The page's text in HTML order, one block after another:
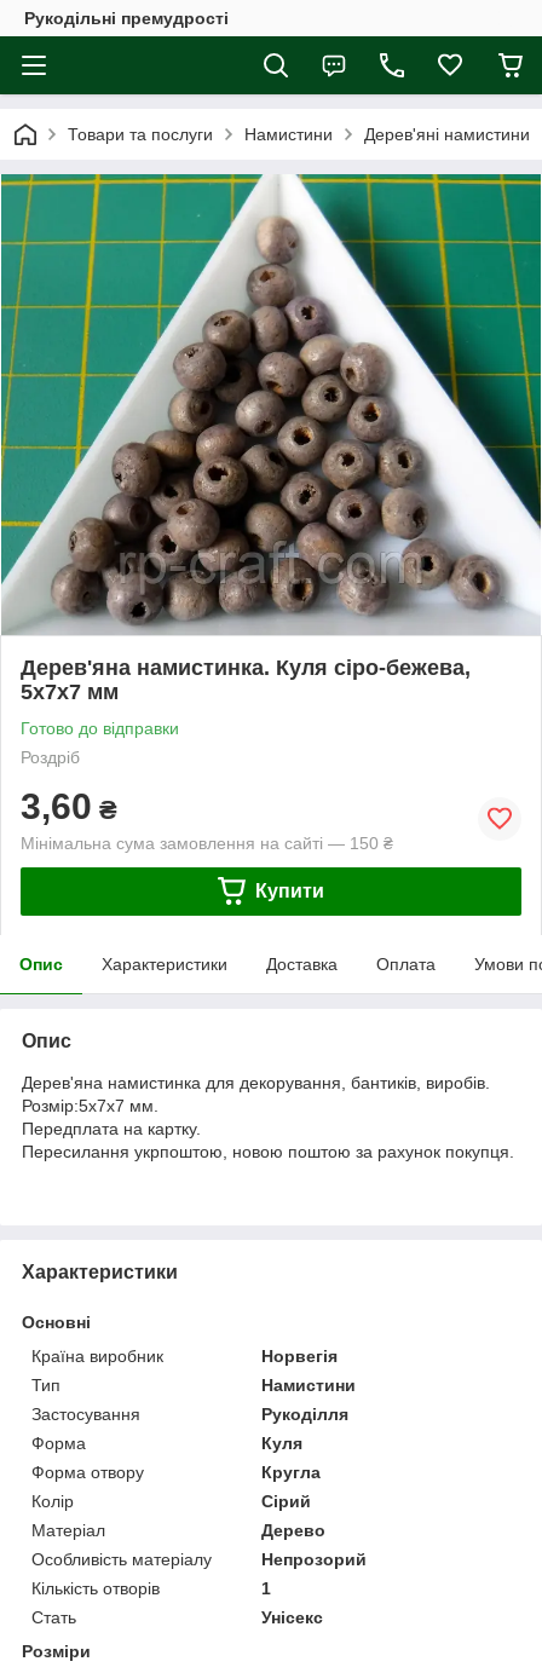
Рукодільні премудрості
Товари та послуги Намистини Дерев'яні намистини
Дерев'яна намистинка. Куля сіро-бежева,
5х7х7 мм
Готово до відправки
Роздріб
3,60 ₴
Мінімальна сума замовлення на сайті — 150 ₴
Купити
Опис Характеристики Доставка Оплата Умови
Опис
Дерев'яна намистинка для декорування, бантиків, виробів.
Розмір:5х7х7 мм.
Передплата на картку.
Пересилання укрпоштою, новою поштою за рахунок покупця.
Характеристики
Основні
Країна виробник
Норвегія
Тип
Намистини
Застосування
Рукоділля
Форма
Куля
Форма отвору
Кругла
Колір
Сірий
Матеріал
Дерево
Особливість матеріалу
Непрозорий
Кількість отворів
1
Стать
Унісекс
Розміри